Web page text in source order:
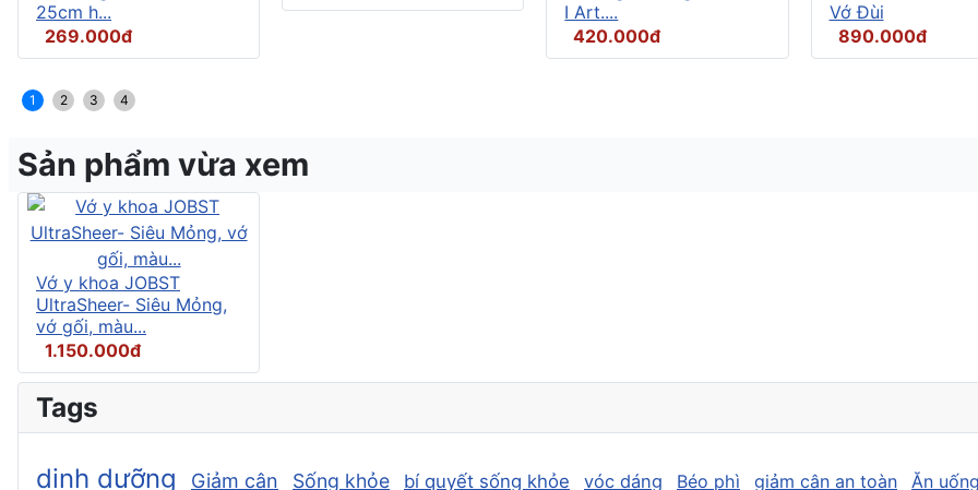
25cm h...
269.000đ
I Art....
420.000đ
Vớ Đùi
890.000đ
1 2 3 4
Sản phẩm vừa xem
Vớ y khoa JOBST
UltraSheer- Siêu Mỏng,
vớ gối, màu...
1.150.000đ
Tags
dinh dưỡng Giảm cân Sống khỏe bí quyết sống khỏe vóc dáng Béo phì giảm cân an toàn Ăn